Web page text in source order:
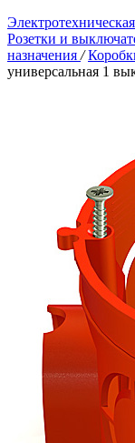
Розетки и
назначения /
универсальная 1